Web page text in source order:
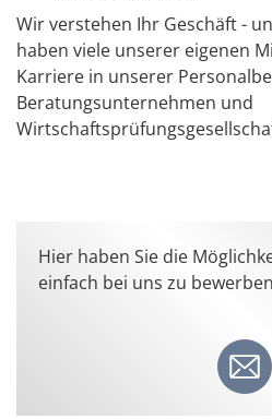
Wir verstehen Ihr Geschäft -
haben viele unserer eigenen
Karriere in unserer
Beratungsunternehmen und
Hier haben Sie die
einfach bei uns zu